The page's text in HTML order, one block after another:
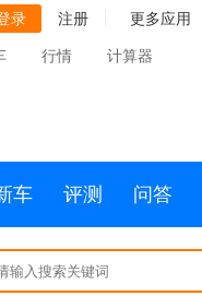
录 注册 更多应用
行情 计算器
车 评测 问答